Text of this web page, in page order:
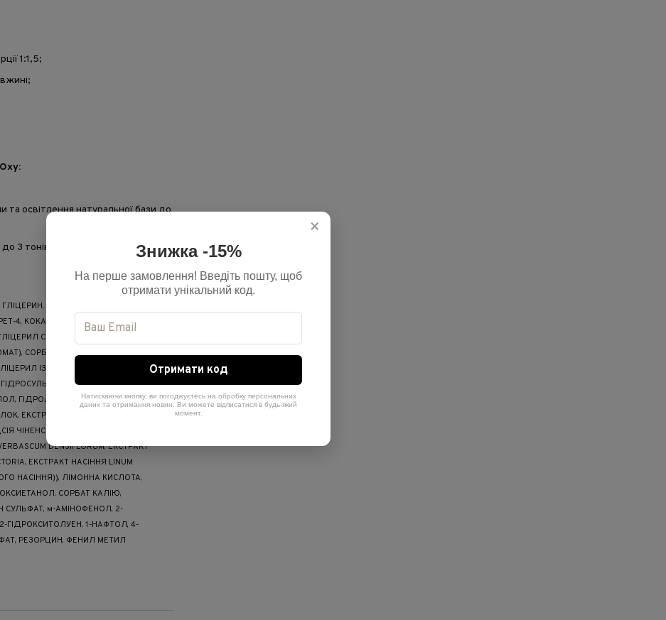
1:1,5;
освітлення натуральної бази до
3 тонів та створення більш
ПРОПИЛЕНГЛІКОЛЬ, БЕТАЇН,
4, КОКАМІДОПРОПИЛ БЕТАЇН,
СТЕАРАТ SE, ЦЕТИЛОВИЙ СПИРТ,
СОРБІТАН ОЛЕАТ, СТЕАРИНОВА
ІЗОСТЕАРАТ, ЦЕТЕАРЕТ-20,
НАТРІЮ, ЕРИТОРБІНОВА
ГІДРОЛІЗОВАНА ГІАЛУРОНОВА
ЕКСТРАКТ АЛОЕ БАРБАДЕНСІС
ЧІНЕНСІС (ОЛІЯ НАСІННЯ СИММОНДСІЯ
DENSIFLORUM, ЕКСТРАКТ
ЕКСТРАКТ НАСІННЯ LINUM
НАСІННЯ)), ЛІМОННА КИСЛОТА,
СОРБАТ КАЛІЮ,
СУЛЬФАТ, м-АМІНОФЕНОЛ, 2-
ГІДРОКСИТОЛУЕН, 1-НАФТОЛ, 4-
РЕЗОРЦИН, ФЕНИЛ МЕТИЛ
×
Знижка -15%
На перше замовлення! Введіть пошту, щоб
отримати унікальний код.
Отримати код
Натискаючи кнопку, ви погоджуєтесь на обробку персональних
даних та отримання новин. Ви можете відписатися в будь-який
момент.